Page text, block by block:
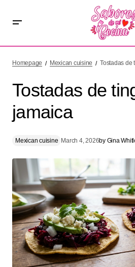
Homepage Mexican cuisine Tostadas de
Tostadas de
jamaica
Mexican cuisine March 4, 2026by Gina